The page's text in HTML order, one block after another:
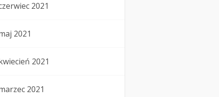
2021
2021
2021
2021